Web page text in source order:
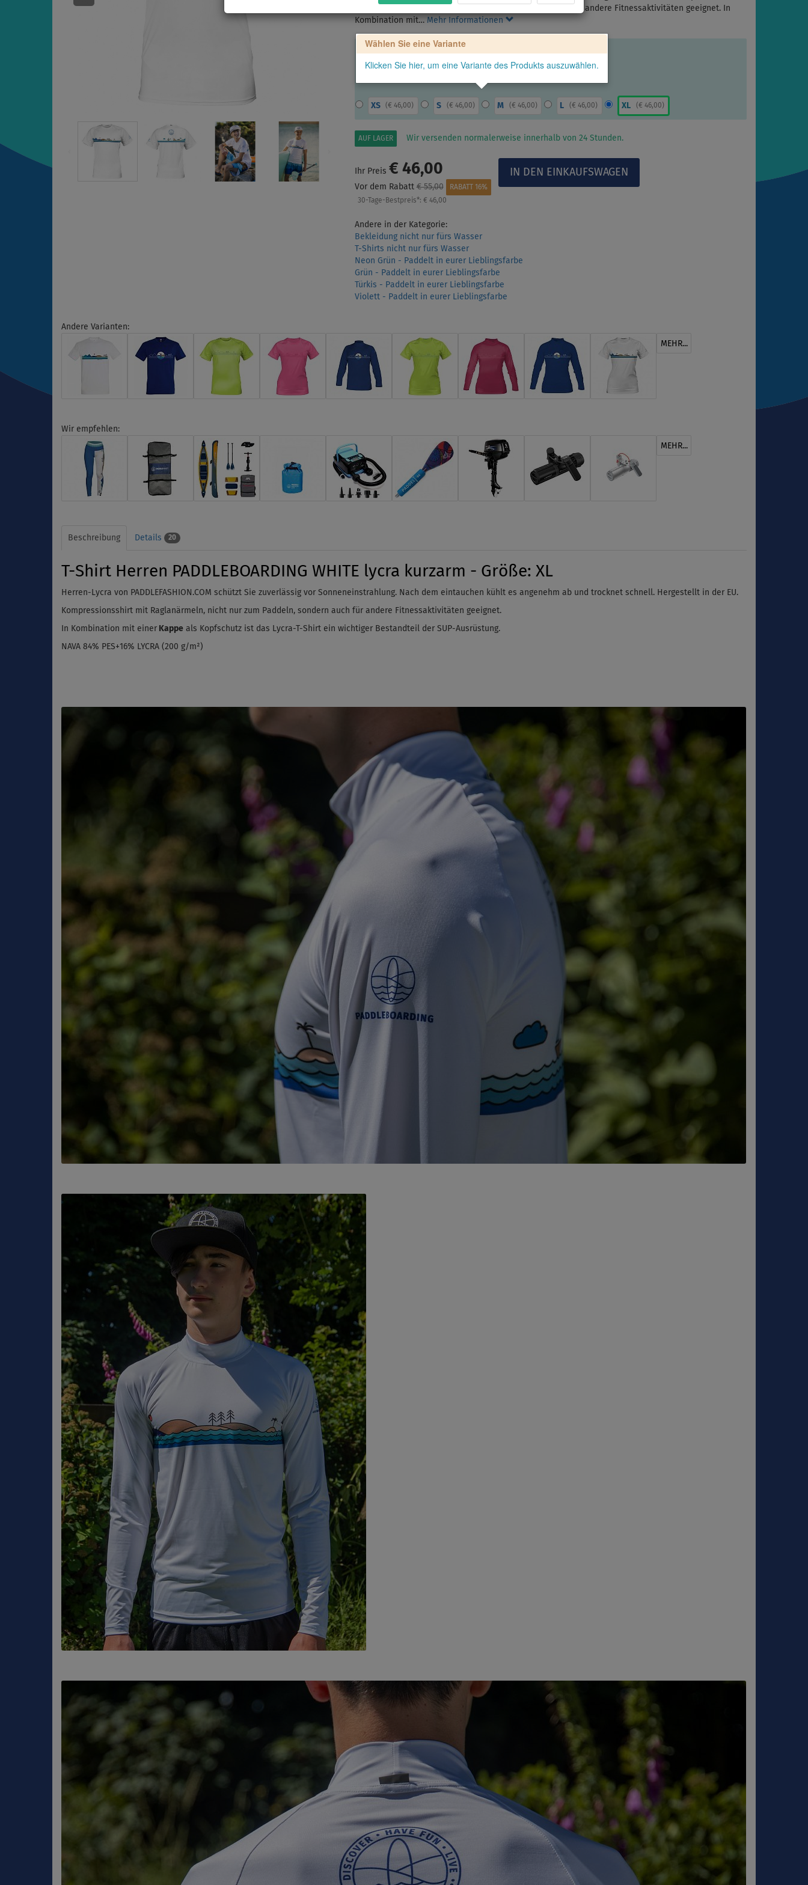
mit Raglanärmeln, nicht nur zum Paddeln, sondern auch für andere Fitnessaktivitäten geeignet. In
Kombination mit… Mehr Informationen
Wählen Sie eine Variante
Klicken Sie hier, um eine Variante des Produkts auszuwählen.
XS (€ 46,00) S (€ 46,00) M (€ 46,00) L (€ 46,00) XL (€ 46,00)
AUF LAGER Wir versenden normalerweise innerhalb von 24 Stunden.
Ihr Preis € 46,00
Vor dem Rabatt€ 55,00
RABATT 16%
30-Tage-Bestpreis*:€ 46,00
Andere in der Kategorie:
Bekleidung nicht nur fürs Wasser
T-Shirts nicht nur fürs Wasser
Neon Grün - Paddelt in eurer Lieblingsfarbe
Grün - Paddelt in eurer Lieblingsfarbe
Türkis - Paddelt in eurer Lieblingsfarbe
Violett - Paddelt in eurer Lieblingsfarbe
Andere Varianten:
MEHR...
Wir empfehlen:
MEHR...
Beschreibung Details 20
T-Shirt Herren PADDLEBOARDING WHITE lycra kurzarm - Größe: XL
Herren-Lycra von PADDLEFASHION.COM schützt Sie zuverlässig vor Sonneneinstrahlung. Nach dem eintauchen kühlt es angenehm ab und trocknet schnell. Hergestellt in der EU.
Kompressionsshirt mit Raglanärmeln, nicht nur zum Paddeln, sondern auch für andere Fitnessaktivitäten geeignet.
In Kombination mit einer Kappe als Kopfschutz ist das Lycra-T-Shirt ein wichtiger Bestandteil der SUP-Ausrüstung.
NAVA 84% PES+16% LYCRA (200 g/m²)